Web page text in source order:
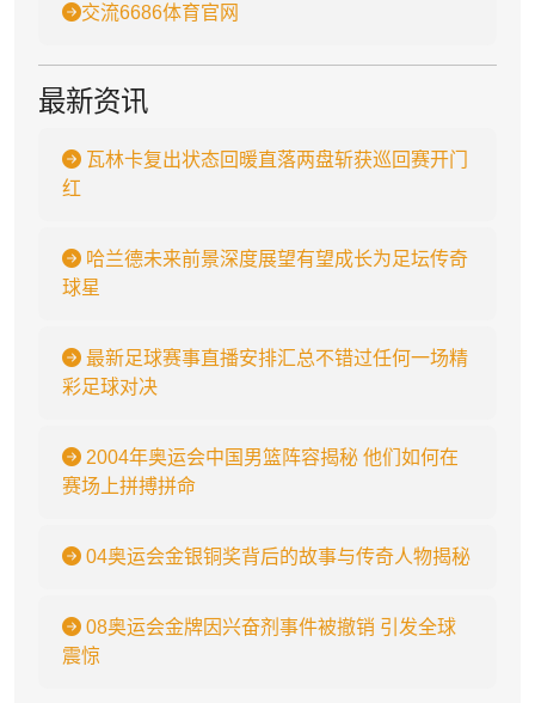
交流6686体育官网
最新资讯
瓦林卡复出状态回暖直落两盘斩获巡回赛开门
红
哈兰德未来前景深度展望有望成长为足坛传奇
球星
最新足球赛事直播安排汇总不错过任何一场精
彩足球对决
2004年奥运会中国男篮阵容揭秘 他们如何在
赛场上拼搏拼命
04奥运会金银铜奖背后的故事与传奇人物揭秘
08奥运会金牌因兴奋剂事件被撤销 引发全球
震惊